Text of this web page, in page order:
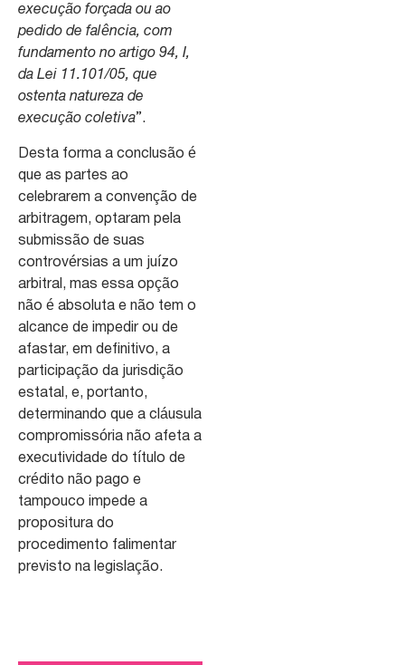
execução forçada ou ao
pedido de falência, com
fundamento no artigo 94, I,
da Lei 11.101/05, que
ostenta natureza de
execução coletiva”.
Desta forma a conclusão é
que as partes ao
celebrarem a convenção de
arbitragem, optaram pela
submissão de suas
controvérsias a um juízo
arbitral, mas essa opção
não é absoluta e não tem o
alcance de impedir ou de
afastar, em definitivo, a
participação da jurisdição
estatal, e, portanto,
determinando que a cláusula
compromissória não afeta a
executividade do título de
crédito não pago e
tampouco impede a
propositura do
procedimento falimentar
previsto na legislação.